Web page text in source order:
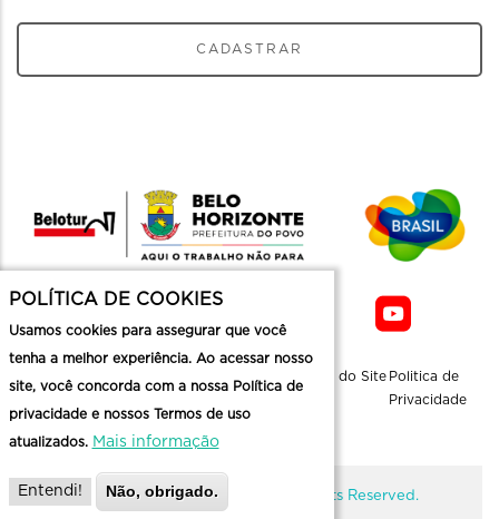
CADASTRAR
Mapa do Site Politica de
Privacidade
@ Copyright Belotur 2026. All Rights Reserved.
POLÍTICA DE COOKIES
Usamos cookies para assegurar que você
tenha a melhor experiência. Ao acessar nosso
site, você concorda com a nossa Política de
privacidade e nossos Termos de uso
atualizados. Mais informação
Entendi! Não, obrigado.